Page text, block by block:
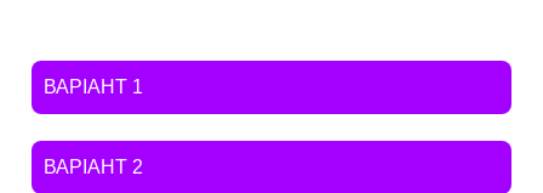
ВАРІАНТ 1
ВАРІАНТ 2